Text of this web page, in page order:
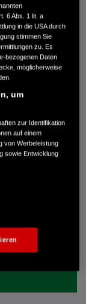
6 Abs. 1 lit. a
in die USA durch
stimmen Sie
zu. Es
bezogenen Daten
möglicherweise
um
zur Identifikation
auf einem
von Werbeleistung
sowie Entwicklung